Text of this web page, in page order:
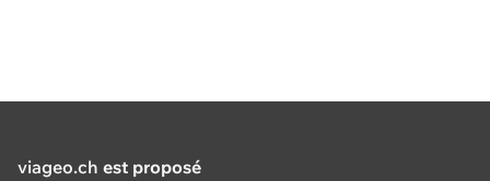
viageo.ch est proposé